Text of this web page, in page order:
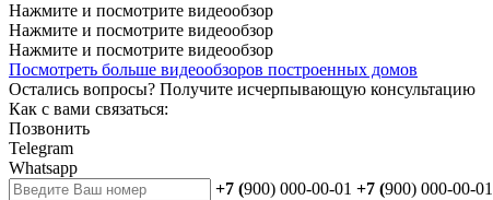
Нажмите и посмотрите видеообзор
Нажмите и посмотрите видеообзор
Нажмите и посмотрите видеообзор
Посмотреть больше видеообзоров построенных домов
Остались вопросы? Получите исчерпывающую консультацию
Как с вами связаться:
Позвонить
Telegram
Whatsapp
+7 (900) 000-00-01 +7 (900) 000-00-01